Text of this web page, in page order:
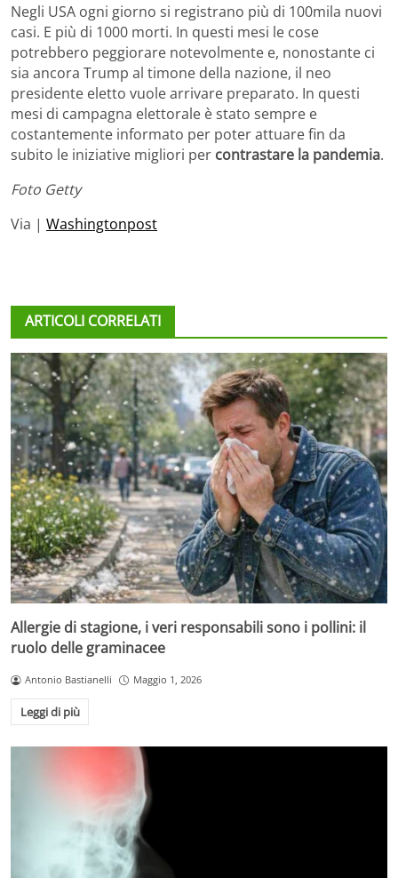
Negli USA ogni giorno si registrano più di 100mila nuovi
casi. E più di 1000 morti. In questi mesi le cose
potrebbero peggiorare notevolmente e, nonostante ci
sia ancora Trump al timone della nazione, il neo
presidente eletto vuole arrivare preparato. In questi
mesi di campagna elettorale è stato sempre e
costantemente informato per poter attuare fin da
subito le iniziative migliori per contrastare la pandemia.
Foto Getty
Via | Washingtonpost
ARTICOLI CORRELATI
Allergie di stagione, i veri responsabili sono i pollini: il
ruolo delle graminacee
Antonio Bastianelli Maggio 1, 2026
Leggi di più